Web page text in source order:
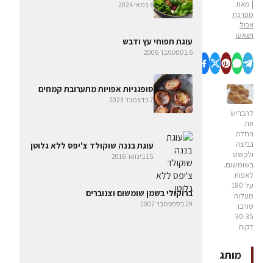
| מאת:
מערכת
אכול
ושאטו
להבריש
את
החלה
בביצה
ולקשט
בשומשום.
לאפות
על 180
מעלות
טורבו
30-35
דקות
מותג
6 במאי 2024
עוגת תפוחי עץ ודבש
6 בספטמבר 2006
סופגניות אפויות מתערובת קמחים
7 בדצמבר 2023
עוגת בננה שוקולד צ'יפס ללא גלוטן
15 בינואר 2016
ברוקולי בשמן שומשום וצנוברים
29 בספטמבר 2007